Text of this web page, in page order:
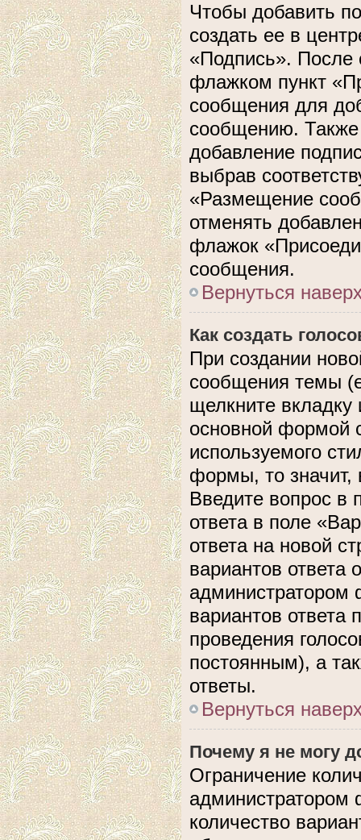
Чтобы добавить
создать ее в
«Подпись». После
флажком пункт
сообщения для
сообщению. Также
добавление
выбрав
«Размещение
отменять
флажок
сообщения.
Вернуться
Как создать
При создании
сообщения темы
щелкните
основной формой
используемого
формы, то значит,
Введите вопрос в
ответа в поле
ответа на новой
вариантов ответа
администратором
вариантов ответа
проведения
постоянным), а
ответы.
Вернуться
Почему я не могу
Ограничение
количество